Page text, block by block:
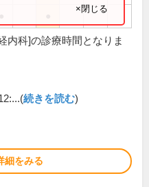
×閉じる
内科]の診療時間となりま
続きを読む)
細をみる